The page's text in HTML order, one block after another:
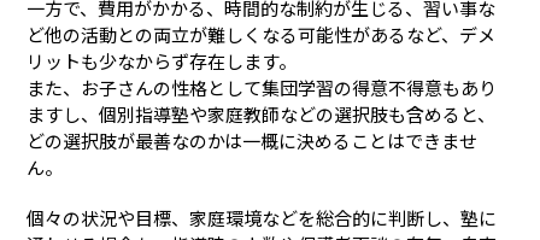
一方で、費用がかかる、時間的な制約が生じる、習い事な
ど他の活動との両立が難しくなる可能性があるなど、デメ
リットも少なからず存在します。
また、お子さんの性格として集団学習の得意不得意もあり
ますし、個別指導塾や家庭教師などの選択肢も含めると、
どの選択肢が最善なのかは一概に決めることはできませ
ん。
個々の状況や目標、家庭環境などを総合的に判断し、塾に